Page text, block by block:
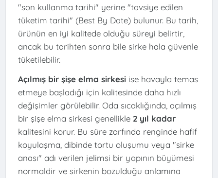
"son kullanma tarihi" yerine "tavsiye edilen
tüketim tarihi" (Best By Date) bulunur. Bu tarih,
ürünün en iyi kalitede olduğu süreyi belirtir,
ancak bu tarihten sonra bile sirke hala güvenle
tüketilebilir.
Açılmış bir şişe elma sirkesi ise havayla temas
etmeye başladığı için kalitesinde daha hızlı
değişimler görülebilir. Oda sıcaklığında, açılmış
bir şişe elma sirkesi genellikle 2 yıl kadar
kalitesini korur. Bu süre zarfında renginde hafif
koyulaşma, dibinde tortu oluşumu veya "sirke
anası" adı verilen jelimsi bir yapının büyümesi
normaldir ve sirkenin bozulduğu anlamına